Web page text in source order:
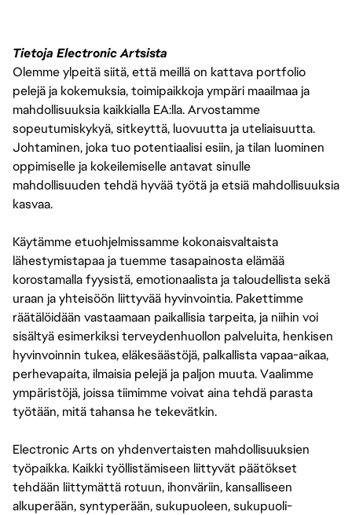
Tietoja Electronic Artsista
Olemme ylpeitä siitä, että meillä on kattava portfolio
pelejä ja kokemuksia, toimipaikkoja ympäri maailmaa ja
mahdollisuuksia kaikkialla EA:lla. Arvostamme
sopeutumiskykyä, sitkeyttä, luovuutta ja uteliaisuutta.
Johtaminen, joka tuo potentiaalisi esiin, ja tilan luominen
oppimiselle ja kokeilemiselle antavat sinulle
mahdollisuuden tehdä hyvää työtä ja etsiä mahdollisuuksia
kasvaa.
Käytämme etuohjelmissamme kokonaisvaltaista
lähestymistapaa ja tuemme tasapainosta elämää
korostamalla fyysistä, emotionaalista ja taloudellista sekä
uraan ja yhteisöön liittyvää hyvinvointia. Pakettimme
räätälöidään vastaamaan paikallisia tarpeita, ja niihin voi
sisältyä esimerkiksi terveydenhuollon palveluita, henkisen
hyvinvoinnin tukea, eläkesäästöjä, palkallista vapaa-aikaa,
perhevapaita, ilmaisia pelejä ja paljon muuta. Vaalimme
ympäristöjä, joissa tiimimme voivat aina tehdä parasta
työtään, mitä tahansa he tekevätkin.
Electronic Arts on yhdenvertaisten mahdollisuuksien
työpaikka. Kaikki työllistämiseen liittyvät päätökset
tehdään liittymättä rotuun, ihonväriin, kansalliseen
alkuperään, syntyperään, sukupuoleen, sukupuoli-